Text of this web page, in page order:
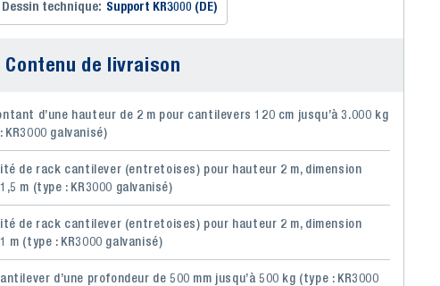
Dessin technique: Support KR3000 (DE)
Contenu de livraison
d’une hauteur de 2 m pour cantilevers 120 cm jusqu’à 3.000 kg
KR3000 galvanisé)
de rack cantilever (entretoises) pour hauteur 2 m, dimension
1,5 m (type : KR3000 galvanisé)
de rack cantilever (entretoises) pour hauteur 2 m, dimension
1 m (type : KR3000 galvanisé)
d’une profondeur de 500 mm jusqu’à 500 kg (type : KR3000